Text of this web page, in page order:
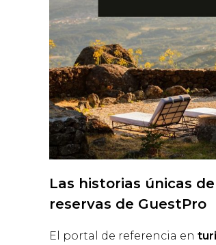
Las historias únicas
reservas de GuestPro
El portal de referencia en